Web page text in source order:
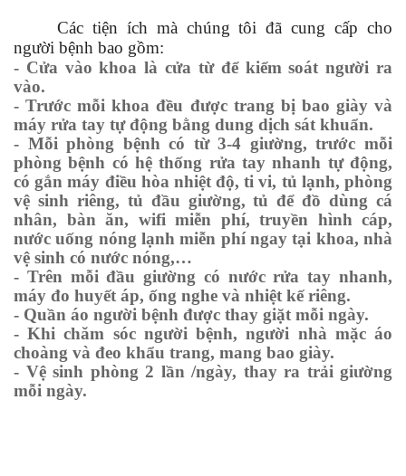
Các tiện ích mà chúng tôi đã cung cấp cho
người bệnh bao gồm:
- Cửa vào khoa là cửa từ để kiểm soát người ra
vào.
- Trước mỗi khoa đều được trang bị bao giày và
máy rửa tay tự động bằng dung dịch sát khuẩn.
- Mỗi phòng bệnh có từ 3-4 giường, trước mỗi
phòng bệnh có hệ thống rửa tay nhanh tự động,
có gắn máy điều hòa nhiệt độ, ti vi, tủ lạnh, phòng
vệ sinh riêng, tủ đầu giường, tủ để đồ dùng cá
nhân, bàn ăn, wifi miễn phí, truyền hình cáp,
nước uống nóng lạnh miễn phí ngay tại khoa, nhà
vệ sinh có nước nóng,…
- Trên mỗi đầu giường có nước rửa tay nhanh,
máy đo huyết áp, ống nghe và nhiệt kế riêng.
- Quần áo người bệnh được thay giặt mỗi ngày.
- Khi chăm sóc người bệnh, người nhà mặc áo
choàng và đeo khẩu trang, mang bao giày.
- Vệ sinh phòng 2 lần /ngày, thay ra trải giường
mỗi ngày.